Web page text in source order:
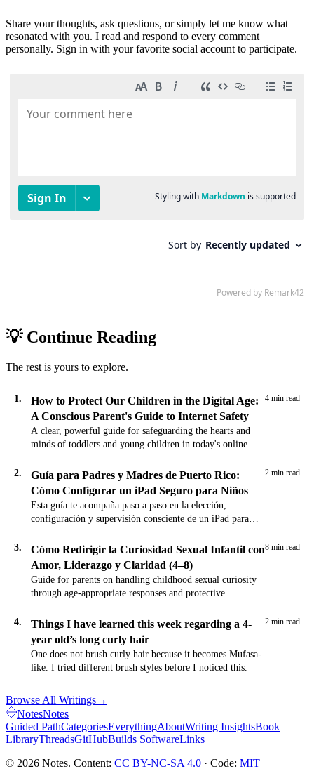
Share your thoughts, ask questions, or simply let me know what
resonated with you. I read and respond to every comment
personally. Sign in with your favorite social account to participate.
💡 Continue Reading
The rest is yours to explore.
1.
How to Protect Our Children in the Digital Age:
A Conscious Parent's Guide to Internet Safety
A clear, powerful guide for safeguarding the hearts and
minds of toddlers and young children in today's online
4 min read
2.
Guía para Padres y Madres de Puerto Rico:
Cómo Configurar un iPad Seguro para Niños
Esta guía te acompaña paso a paso en la elección,
configuración y supervisión consciente de un iPad para
centro.
2 min read
3.
Cómo Redirigir la Curiosidad Sexual Infantil con
Amor, Liderazgo y Claridad (4–8)
Guide for parents on handling childhood sexual curiosity
through age-appropriate responses and protective
psychology.
8 min read
4.
Things I have learned this week regarding a 4-
year old’s long curly hair
One does not brush curly hair because it becomes Mufasa-
like. I tried different brush styles before I noticed this.
2 min read
Browse All Writings→
NotesNotes
Guided PathCategoriesEverythingAboutWriting InsightsBook
LibraryThreadsGitHubBuilds SoftwareLinks
© 2026 Notes. Content: CC BY-NC-SA 4.0 · Code: MIT